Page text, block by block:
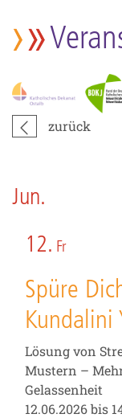
zurück
Jun.
12. Fr
Spüre
Kundalini
Lösung von
Mustern –
Gelassenheit
12.06.2026 bis